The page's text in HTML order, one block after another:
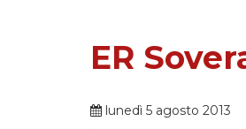
ER
lunedì 5 agosto 2013